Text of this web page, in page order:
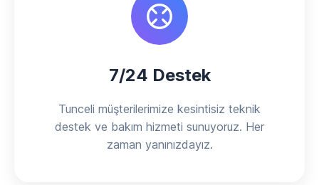
7/24 Destek
Tunceli müşterilerimize kesintisiz teknik
destek ve bakım hizmeti sunuyoruz. Her
zaman yanınızdayız.